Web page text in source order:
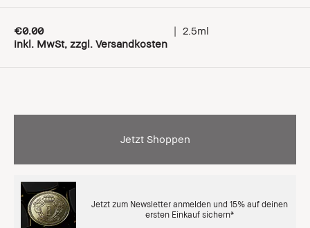
€0.00
inkl. MwSt, zzgl. Versandkosten
| 2.5ml
Jetzt Shoppen
Jetzt zum Newsletter anmelden und 15% auf deinen
ersten Einkauf sichern*